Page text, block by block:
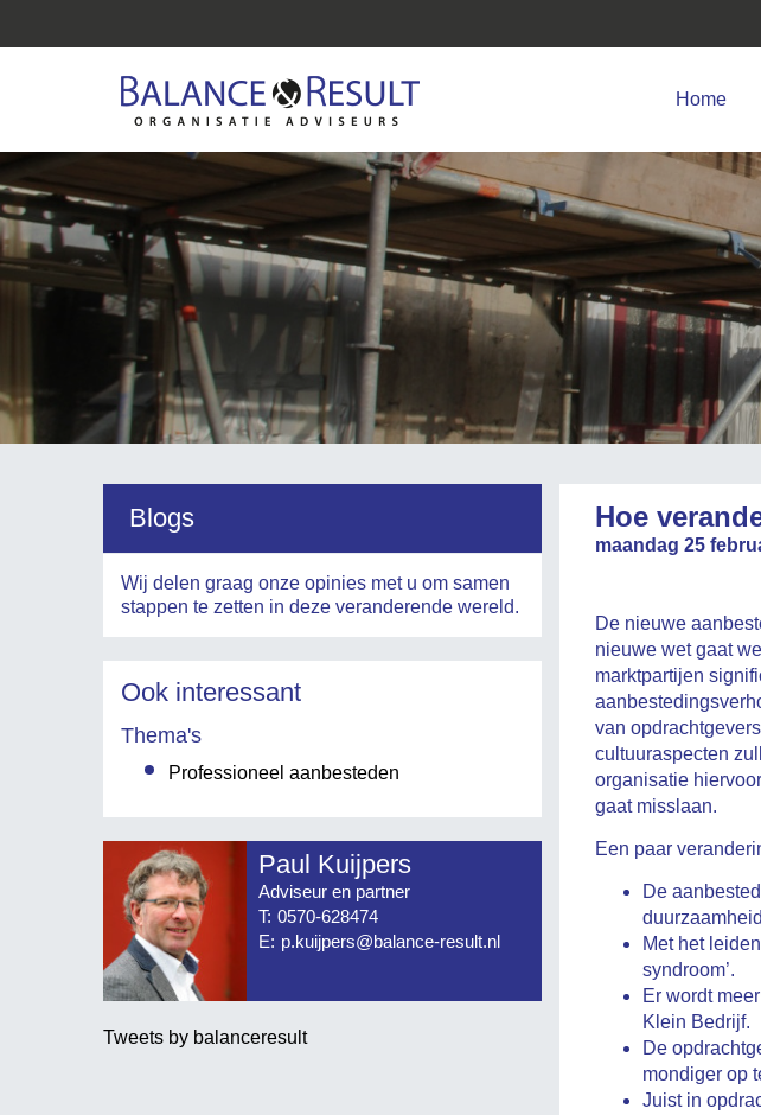
Home
Hoe
maandag 25
De nieuwe
nieuwe wet gaat
marktpartijen
van
cultuuraspecten
organisatie
gaat misslaan.
Een paar
De
Met het
syndroom’.
Er wordt
Klein Bedrijf.
De
mondiger op
Juist in
Blogs
Wij delen graag onze opinies met u om samen
stappen te zetten in deze veranderende wereld.
Ook interessant
Thema's
Professioneel aanbesteden
Paul Kuijpers
Adviseur en partner
T: 0570-628474
E: p.kuijpers@balance-result.nl
Tweets by balanceresult